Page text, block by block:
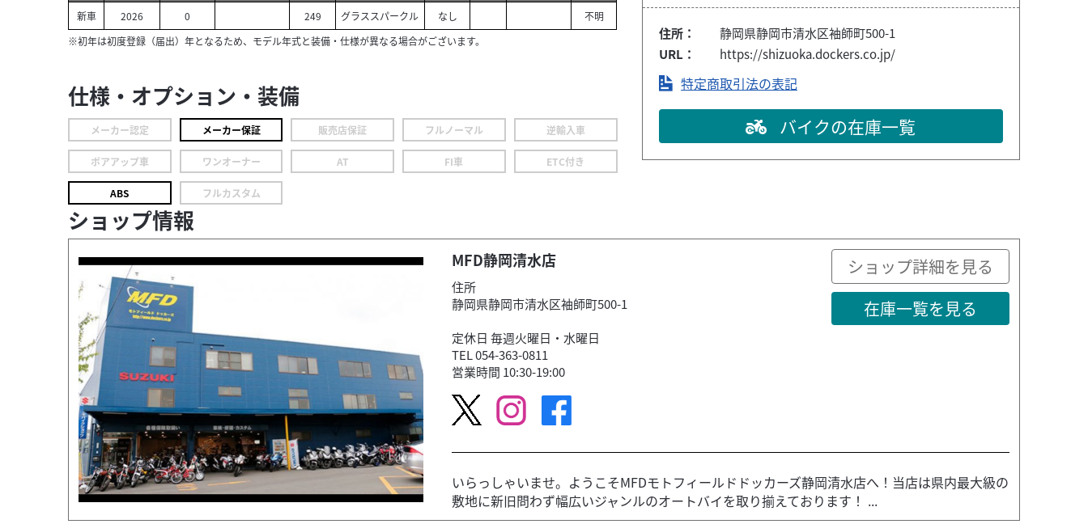
新車
2026
0
249
グラススパークル
なし
不明
※初年は初度登録（届出）年となるため、モデル年式と装備・仕様が異なる場合がございます。
仕様・オプション・装備
メーカー認定 メーカー保証 販売店保証 フルノーマル 逆輸入車
ボアアップ車 ワンオーナー AT FI車 ETC付き
ABS フルカスタム
住所：
静岡県静岡市清水区袖師町500-1
URL：
https://shizuoka.dockers.co.jp/
特定商取引法の表記
バイクの在庫一覧
ショップ情報
MFD静岡清水店
住所
静岡県静岡市清水区袖師町500-1
定休日 毎週火曜日・水曜日
TEL 054-363-0811
営業時間 10:30-19:00
ショップ詳細を見る
在庫一覧を見る
いらっしゃいませ。ようこそMFDモトフィールドドッカーズ静岡清水店へ！当店は県内最大級の
敷地に新旧問わず幅広いジャンルのオートバイを取り揃えております！ ...